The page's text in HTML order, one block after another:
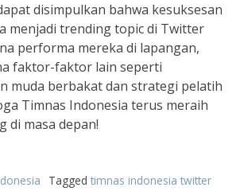
disimpulkan bahwa kesuksesan
menjadi trending topic di Twitter
performa mereka di lapangan,
faktor-faktor lain seperti
muda berbakat dan strategi pelatih
Timnas Indonesia terus meraih
di masa depan!
Tagged timnas indonesia twitter